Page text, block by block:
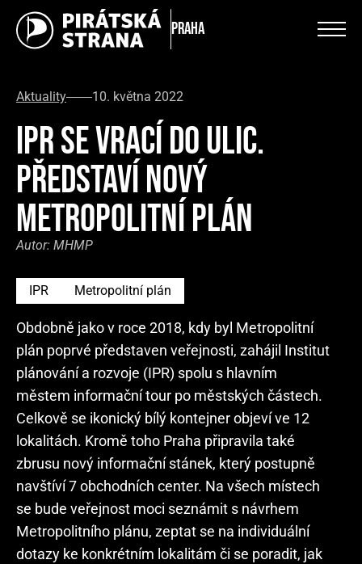
Praha
Aktuality 10. května 2022
IPR SE VRACÍ DO ULIC.
PŘEDSTAVÍ NOVÝ
METROPOLITNÍ PLÁN
Autor: MHMP
IPR Metropolitní plán
Obdobně jako v roce 2018, kdy byl Metropolitní
plán poprvé představen veřejnosti, zahájil Institut
plánování a rozvoje (IPR) spolu s hlavním
městem informační tour po městských částech.
Celkově se ikonický bílý kontejner objeví ve 12
lokalitách. Kromě toho Praha připravila také
zbrusu nový informační stánek, který postupně
navštíví 7 obchodních center. Na všech místech
se bude veřejnost moci seznámit s návrhem
Metropolitního plánu, zeptat se na individuální
dotazy ke konkrétním lokalitám či se poradit, jak